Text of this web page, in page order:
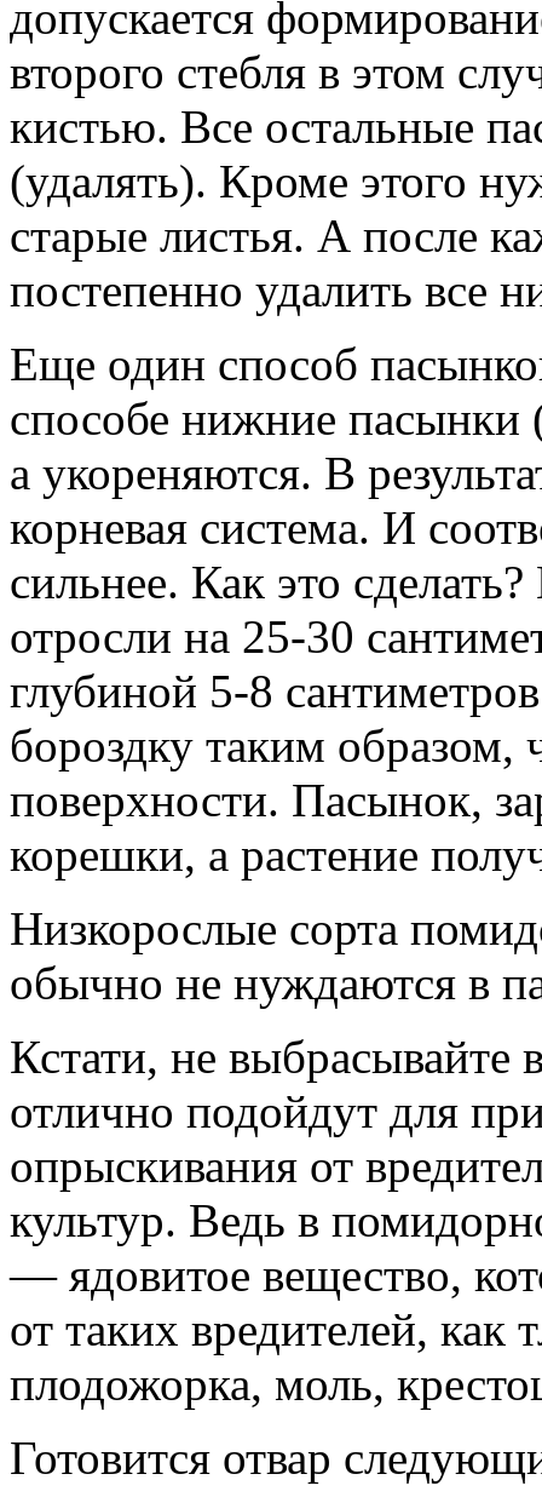
допускается
второго стебля в этом
кистью. Все остальные
(удалять). Кроме этого
старые листья. А после
постепенно удалить все
Еще один способ
способе нижние пасынки
а укореняются. В
корневая система. И
сильнее. Как это
отросли на 25-30
глубиной 5-8
бороздку таким образом,
поверхности. Пасынок,
корешки, а растение
Низкорослые сорта
обычно не нуждаются в
Кстати, не
отлично подойдут для
опрыскивания от
культур. Ведь в
— ядовитое вещество,
от таких вредителей,
плодожорка, моль,
Готовится отвар